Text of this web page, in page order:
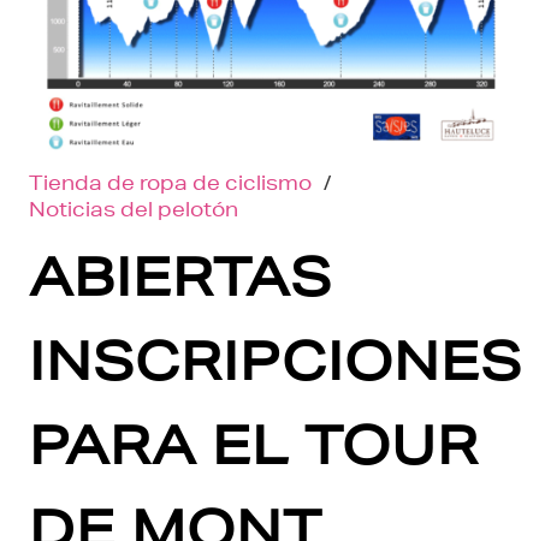
Tienda de ropa de ciclismo /
Noticias del pelotón
ABIERTAS
INSCRIPCIONES
PARA EL TOUR